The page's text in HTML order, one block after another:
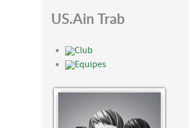
US.Ain Trab
Club
Equipes